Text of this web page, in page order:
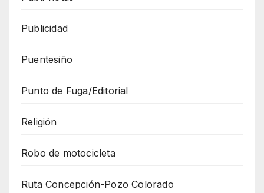
Publicidad
Puentesiño
Punto de Fuga/Editorial
Religión
Robo de motocicleta
Ruta Concepción-Pozo Colorado